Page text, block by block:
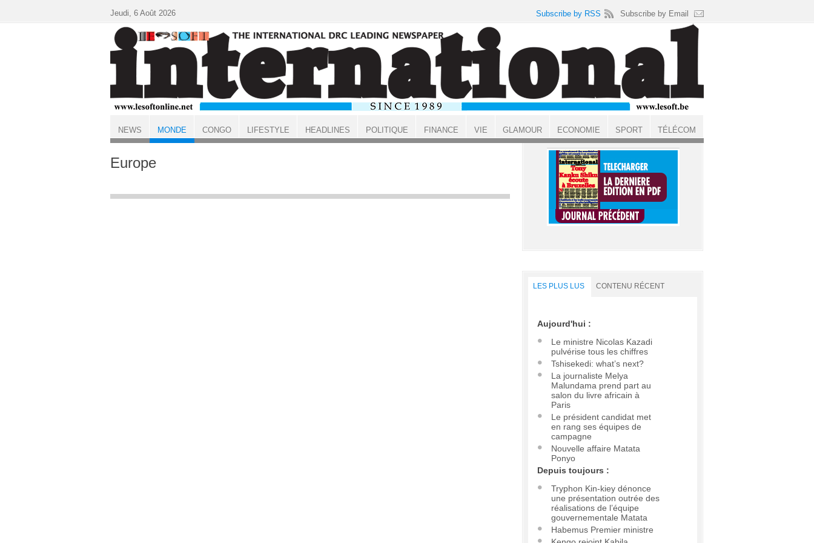
ACCUEIL MONDE
Europe
LES PLUS LUS CONTENU RÉCENT
Aujourd'hui :
Le ministre Nicolas Kazadi
pulvérise tous les chiffres
Tshisekedi: what’s next?
La journaliste Melya
Malundama prend part au
salon du livre africain à
Paris
Le président candidat met
en rang ses équipes de
campagne
Nouvelle affaire Matata
Ponyo
Depuis toujours :
Tryphon Kin-kiey dénonce
une présentation outrée des
réalisations de l’équipe
gouvernementale Matata
Habemus Premier ministre
Jeudi, 6 Août 2026 Subscribe by RSS Subscribe by Email
NEWS MONDE CONGO LIFESTYLE HEADLINES POLITIQUE FINANCE VIE GLAMOUR ECONOMIE SPORT TÉLÉCOM